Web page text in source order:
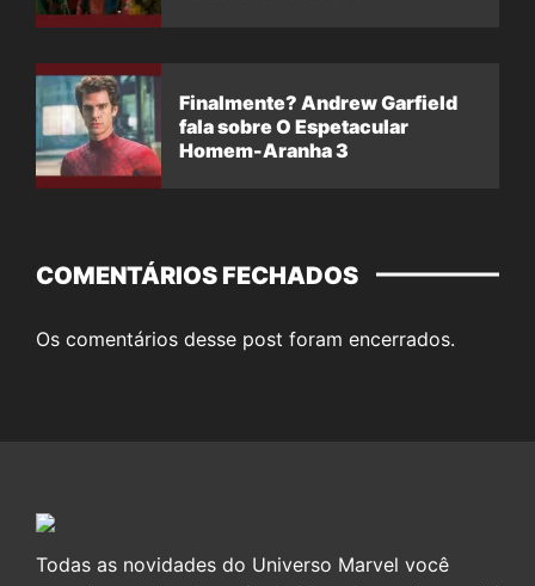
Finalmente? Andrew Garfield
fala sobre O Espetacular
Homem-Aranha 3
COMENTÁRIOS FECHADOS
Os comentários desse post foram encerrados.
Todas as novidades do Universo Marvel você